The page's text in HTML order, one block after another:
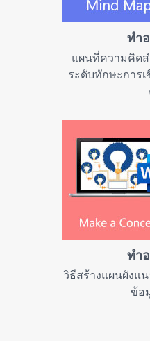
ทำ
แผนที่ความคิดส
ระดับทักษะการ
ทำ
วิธีสร้างแผนผังแ
ข้อ